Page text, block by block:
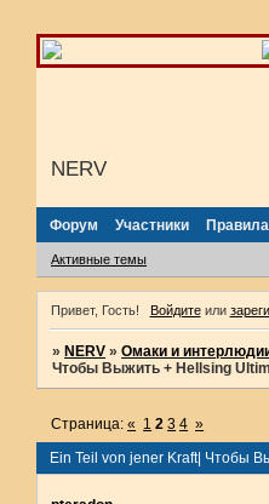
NERV
Форум Участники Правила
Активные темы
Привет, Гость! Войдитеили
»NERV »Омаки и
Чтобы Выжить + Hellsing
Ein Teil von jener Kraft| Чтобы
Страница:« 1 2 3 4 »